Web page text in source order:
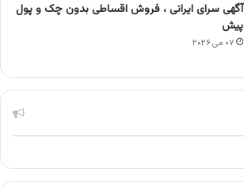
آگهی سرای ایرانی ، فروش اقساطی بدون چک و پول
پیش
۰۷ می ۲۰۲۶